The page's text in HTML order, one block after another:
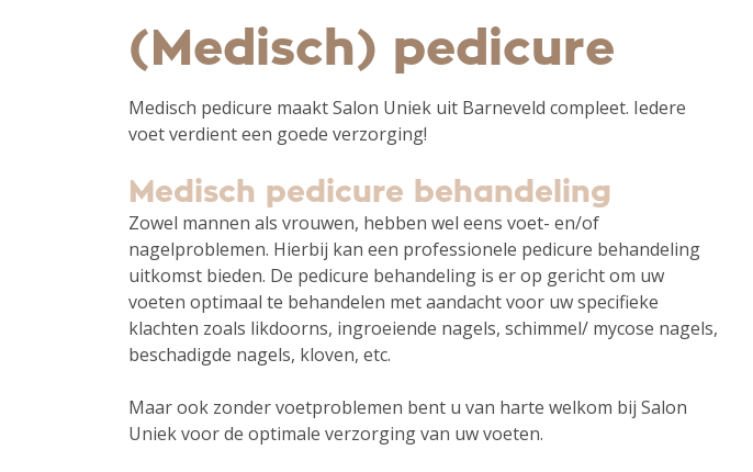
(Medisch) pedicure
Medisch pedicure maakt Salon Uniek uit Barneveld compleet. Iedere
voet verdient een goede verzorging!
Medisch pedicure behandeling
Zowel mannen als vrouwen, hebben wel eens voet- en/of
nagelproblemen. Hierbij kan een professionele pedicure behandeling
uitkomst bieden. De pedicure behandeling is er op gericht om uw
voeten optimaal te behandelen met aandacht voor uw specifieke
klachten zoals likdoorns, ingroeiende nagels, schimmel/ mycose nagels,
beschadigde nagels, kloven, etc.
Maar ook zonder voetproblemen bent u van harte welkom bij Salon
Uniek voor de optimale verzorging van uw voeten.